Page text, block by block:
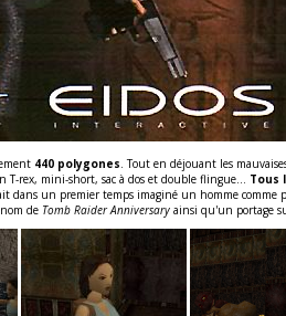
440 polygones . Tout en déjouant les
rex, mini-short, sac à dos et double flingue… Tous
dans un premier temps imaginé un homme comme
de Tomb Raider Anniversary ainsi qu'un portage